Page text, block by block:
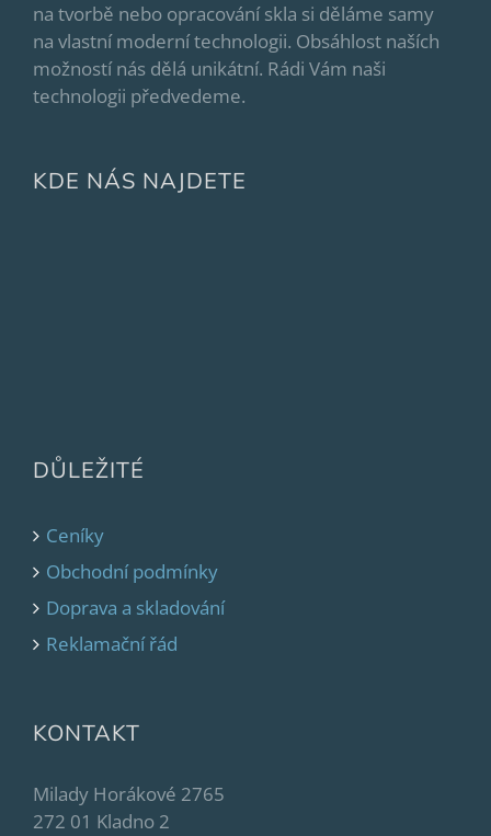
na tvorbě nebo opracování skla si děláme samy
na vlastní moderní technologii. Obsáhlost naších
možností nás dělá unikátní. Rádi Vám naši
technologii předvedeme.
KDE NÁS NAJDETE
DŮLEŽITÉ
Ceníky
Obchodní podmínky
Doprava a skladování
Reklamační řád
KONTAKT
Milady Horákové 2765
272 01 Kladno 2